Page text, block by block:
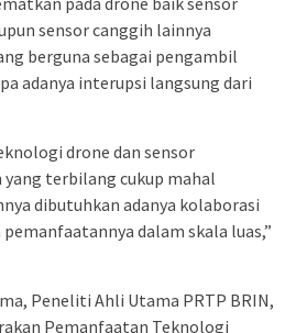
sensor canggih lainnya
berguna sebagai pengambil
adanya interupsi langsung dari
drone dan sensor
terbilang cukup mahal
dibutuhkan adanya kolaborasi
dalam skala luas,”
Peneliti Ahli Utama PRTP BRIN,
Pemanfaatan Teknologi